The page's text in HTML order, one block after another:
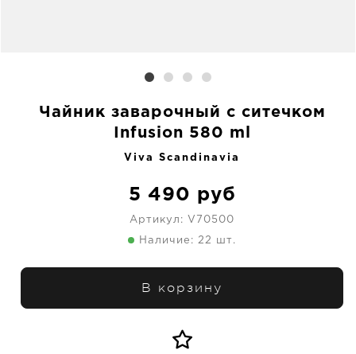
Чайник заварочный с ситечком
Infusion 580 ml
Viva Scandinavia
5 490 руб
Артикул: V70500
Наличие: 22 шт.
В корзину